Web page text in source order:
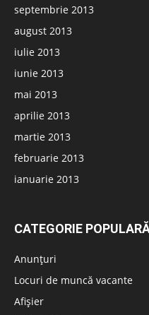
septembrie 2013
august 2013
iulie 2013
iunie 2013
mai 2013
aprilie 2013
martie 2013
februarie 2013
ianuarie 2013
CATEGORIE
Anunțuri
Locuri de muncă vacante
Afișier